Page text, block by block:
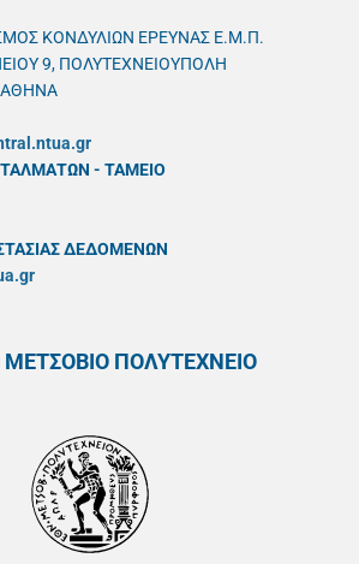
ΚΟΝΔΥΛΙΩΝ ΕΡΕΥΝΑΣ Ε.Μ.Π.
9, ΠΟΛΥΤΕΧΝΕΙΟΥΠΟΛΗ
ΑΘΗΝΑ
- ΤΑΜΕΙΟ
ΔΕΔΟΜΕΝΩΝ
ΜΕΤΣΟΒΙΟ ΠΟΛΥΤΕΧΝΕΙΟ